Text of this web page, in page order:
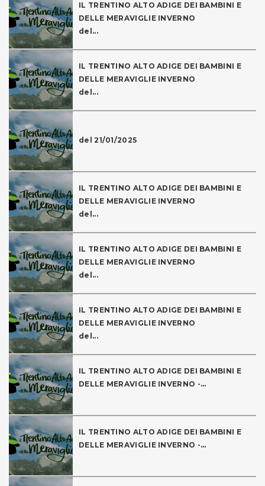
IL TRENTINO ALTO ADIGE DEI BAMBINI E
DELLE MERAVIGLIE INVERNO
del...
IL TRENTINO ALTO ADIGE DEI BAMBINI E
DELLE MERAVIGLIE INVERNO
del...
del 21/01/2025
IL TRENTINO ALTO ADIGE DEI BAMBINI E
DELLE MERAVIGLIE INVERNO
del...
IL TRENTINO ALTO ADIGE DEI BAMBINI E
DELLE MERAVIGLIE INVERNO
del...
IL TRENTINO ALTO ADIGE DEI BAMBINI E
DELLE MERAVIGLIE INVERNO
del...
IL TRENTINO ALTO ADIGE DEI BAMBINI E
DELLE MERAVIGLIE INVERNO -...
IL TRENTINO ALTO ADIGE DEI BAMBINI E
DELLE MERAVIGLIE INVERNO -...